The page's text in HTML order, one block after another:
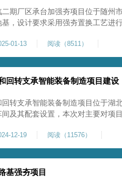
期厂区承台加强夯项目位于随州
，设计要求采用强夯置换工艺进
击能较大，夯击次数较多，为确
物的场地界限开挖减震沟
01-13 阅读（8511）
回转支承智能装备制造项目建设
转支承智能装备制造项目位于湖
及其配套设置，本次对主要对项
年12月15日组织设备人员进场，
作业人员按照设计严格施工。
12-19 阅读（11576）
基强夯项目